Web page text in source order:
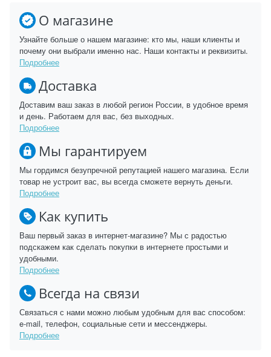
О магазине
Узнайте больше о нашем магазине: кто мы, наши клиенты и
почему они выбрали именно нас. Наши контакты и реквизиты.
Подробнее
Доставка
Доставим ваш заказ в любой регион России, в удобное время
и день. Работаем для вас, без выходных.
Подробнее
Мы гарантируем
Мы гордимся безупречной репутацией нашего магазина. Если
товар не устроит вас, вы всегда сможете вернуть деньги.
Подробнее
Как купить
Ваш первый заказ в интернет-магазине? Мы с радостью
подскажем как сделать покупки в интернете простыми и
удобными.
Подробнее
Всегда на связи
Связаться с нами можно любым удобным для вас способом:
e-mail, телефон, социальные сети и мессенджеры.
Подробнее